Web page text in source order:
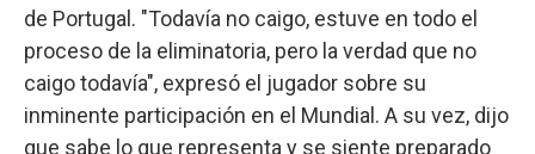
de Portugal. "Todavía no caigo, estuve en todo el
proceso de la eliminatoria, pero la verdad que no
caigo todavía", expresó el jugador sobre su
inminente participación en el Mundial. A su vez, dijo
que sabe lo que representa y se siente preparado